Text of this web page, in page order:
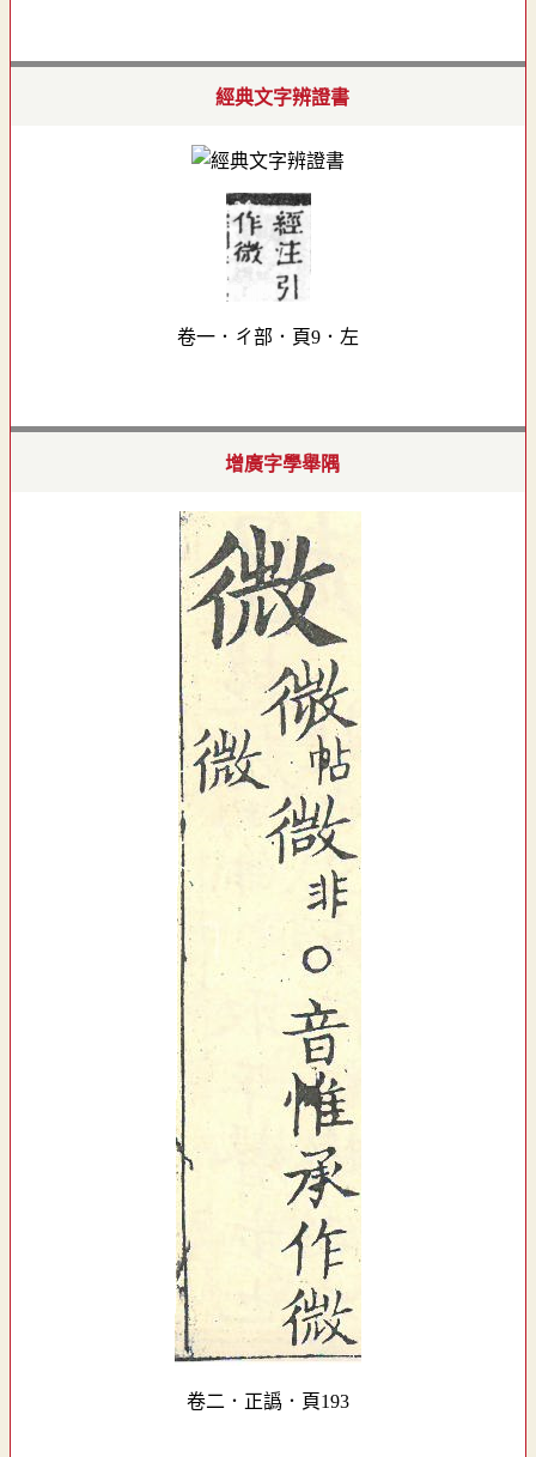
經典文字辨證書
卷一．ㄔ部．頁9．左
增廣字學舉隅
卷二．正譌．頁193